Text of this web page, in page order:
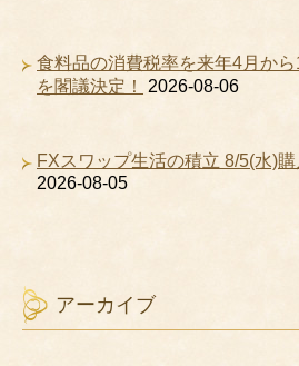
食料品の消費税率を来年4月か
を閣議決定！
2026-08-06
FXスワップ生活の積立 8/5(水)購
2026-08-05
アーカイブ